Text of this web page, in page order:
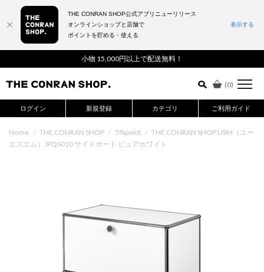
小物 15,000円以上で配送無料！
(0)
ログイン 新規登録 カテゴリ ご利用ガイド
詳細検索はこちら
Home / THE CONRAN SHOP / 5%point / THE CONRAN SHOP USM（ユー
エスエム）JPQS010 サイドボード ピュアホワイト
THE CONRAN SHOP公式アプリニューリリース
オンラインショップと店舗で
ポイントを貯める・使える
表示する